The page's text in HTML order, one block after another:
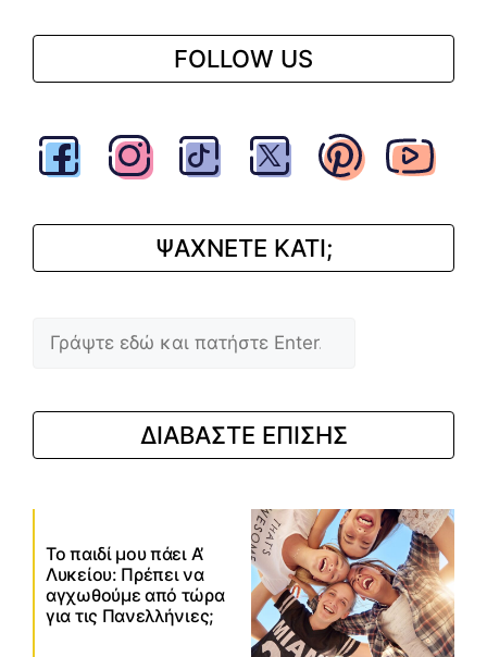
FOLLOW US
ΨΑΧΝΕΤΕ ΚΑΤΙ;
ΔΙΑΒΑΣΤΕ ΕΠΙΣΗΣ
Το παιδί μου πάει Α’
Λυκείου: Πρέπει να
αγχωθούμε από τώρα
για τις Πανελλήνιες;